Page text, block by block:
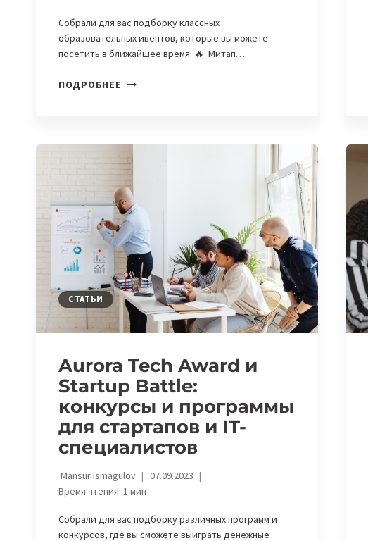
Собрали для вас подборку классных
образовательных ивентов, которые вы можете
посетить в ближайшее время. 🔥 Митап…
ПОДРОБНЕЕ FOUNDERS
INVESTORS
SUMMIT
МЕРОПРИЯТИЯ
ДЛЯ
IT-
СПЕЦИАЛИСТОВ
ИЗ
ЦЕНТРАЛЬНОЙ
АЗИИ
СТАТЬИ
Aurora Tech Award и
Startup Battle:
конкурсы и программы
для стартапов и IT-
специалистов
Mansur Ismagulov
07.09.2023
Время чтения: 1 мин
Собрали для вас подборку различных программ и
конкурсов, где вы сможете выиграть денежные